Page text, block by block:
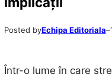
Posted byEchipa Editoriala–
Într-o lume în care